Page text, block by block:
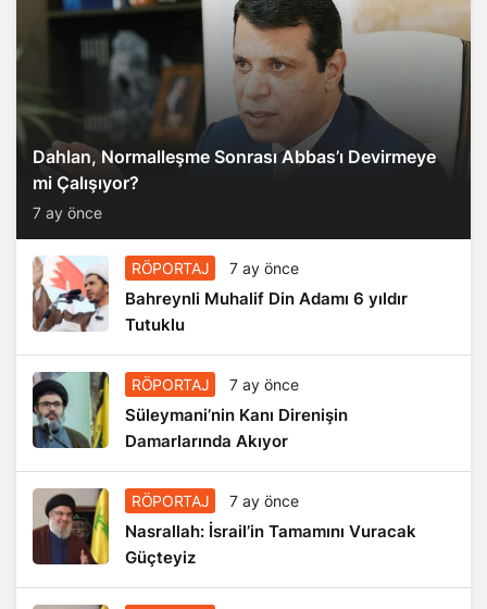
Dahlan, Normalleşme Sonrası Abbas’ı Devirmeye
mi Çalışıyor?
7 ay önce
RÖPORTAJ 7 ay önce
Bahreynli Muhalif Din Adamı 6 yıldır
Tutuklu
RÖPORTAJ 7 ay önce
Süleymani’nin Kanı Direnişin
Damarlarında Akıyor
RÖPORTAJ 7 ay önce
Nasrallah: İsrail’in Tamamını Vuracak
Güçteyiz